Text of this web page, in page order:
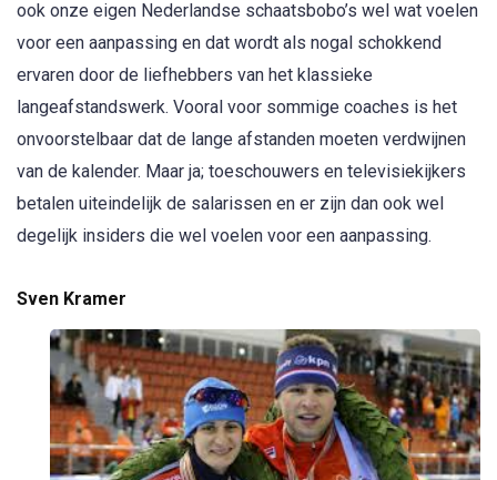
ook onze eigen Nederlandse schaatsbobo’s wel wat voelen
voor een aanpassing en dat wordt als nogal schokkend
ervaren door de liefhebbers van het klassieke
langeafstandswerk. Vooral voor sommige coaches is het
onvoorstelbaar dat de lange afstanden moeten verdwijnen
van de kalender. Maar ja; toeschouwers en televisiekijkers
betalen uiteindelijk de salarissen en er zijn dan ook wel
degelijk insiders die wel voelen voor een aanpassing.
Sven Kramer